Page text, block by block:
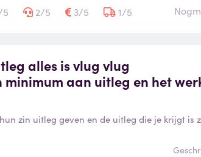
2/5 3/5 1/5
alles is vlug vlug
aan uitleg en het
zin uitleg geven en de uitleg die je krijgt is